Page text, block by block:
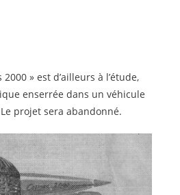
» est d’ailleurs à l’étude,
enserrée dans un véhicule
projet sera abandonné.